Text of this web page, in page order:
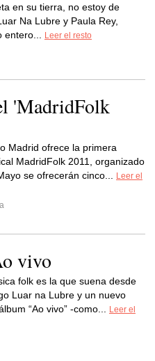
en su tierra, no estoy de
Na Lubre y Paula Rey,
entero...
Leer el resto
'MadridFolk
Madrid ofrece la primera
MadridFolk 2011, organizado
se ofrecerán cinco...
Leer el
vivo
folk es la que suena desde
Luar na Lubre y un nuevo
“Ao vivo” -como...
Leer el